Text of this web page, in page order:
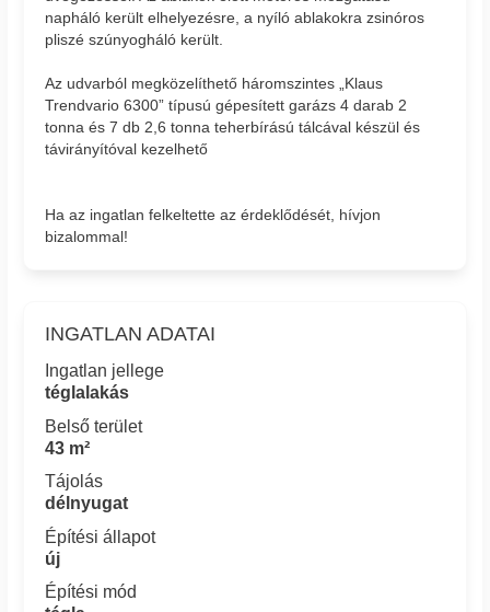
napháló került elhelyezésre, a nyíló ablakokra zsinóros
pliszé szúnyogháló került.
Az udvarból megközelíthető háromszintes „Klaus
Trendvario 6300” típusú gépesített garázs 4 darab 2
tonna és 7 db 2,6 tonna teherbírású tálcával készül és
távirányítóval kezelhető
Ha az ingatlan felkeltette az érdeklődését, hívjon
bizalommal!
INGATLAN ADATAI
Ingatlan jellege
téglalakás
Belső terület
43 m²
Tájolás
délnyugat
Építési állapot
új
Építési mód